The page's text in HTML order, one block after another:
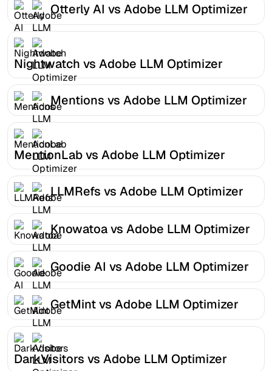
Otterly AI vs Adobe LLM Optimizer
Nightwatch vs Adobe LLM Optimizer
Mentions vs Adobe LLM Optimizer
MentionLab vs Adobe LLM Optimizer
LLMRefs vs Adobe LLM Optimizer
Knowatoa vs Adobe LLM Optimizer
Goodie AI vs Adobe LLM Optimizer
GetMint vs Adobe LLM Optimizer
DarkVisitors vs Adobe LLM Optimizer